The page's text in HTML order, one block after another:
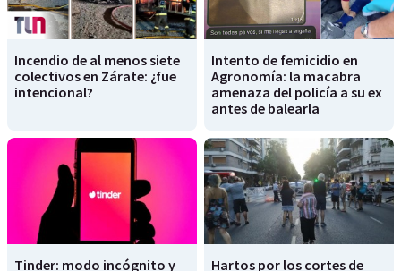
Incendio de al menos siete
colectivos en Zárate: ¿fue
intencional?
Intento de femicidio en
Agronomía: la macabra
amenaza del policía a su ex
antes de balearla
Tinder: modo incógnito y Hartos por los cortes de